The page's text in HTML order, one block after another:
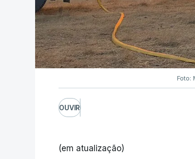
Foto:
OUVIR
(em atualização)